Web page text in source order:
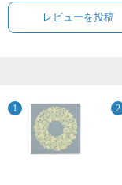
レビューを投稿